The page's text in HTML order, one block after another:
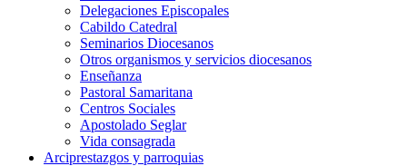
Delegaciones Episcopales
Cabildo Catedral
Seminarios Diocesanos
Otros organismos y servicios diocesanos
Enseñanza
Pastoral Samaritana
Centros Sociales
Apostolado Seglar
Vida consagrada
Arciprestazgos y parroquias